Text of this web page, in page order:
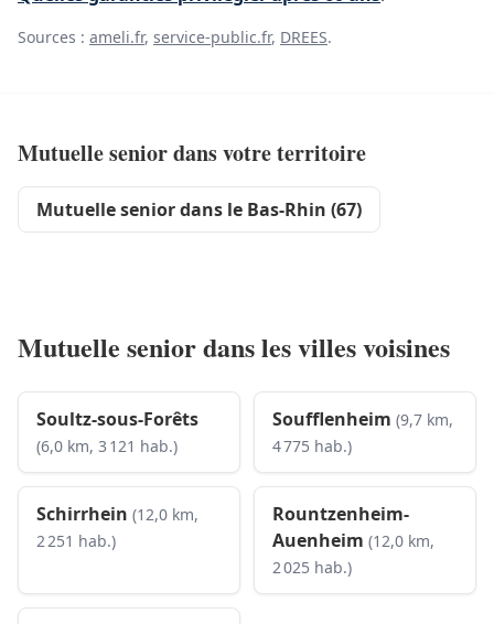
Sources : ameli.fr, service-public.fr, DREES.
Mutuelle senior dans votre territoire
Mutuelle senior dans le Bas-Rhin (67)
Mutuelle senior dans les villes voisines
Soultz-sous-Forêts
(6,0 km, 3 121 hab.)
Soufflenheim (9,7 km,
4 775 hab.)
Schirrhein (12,0 km,
2 251 hab.)
Rountzenheim-
Auenheim (12,0 km,
2 025 hab.)